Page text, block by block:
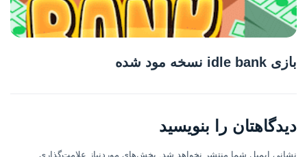
بازی idle bank نسخه مود شده
دیدگاهتان را بنویسید
نشانی ایمیل شما منتشر نخواهد شد. بخش‌های موردنیاز علامت‌گذاری